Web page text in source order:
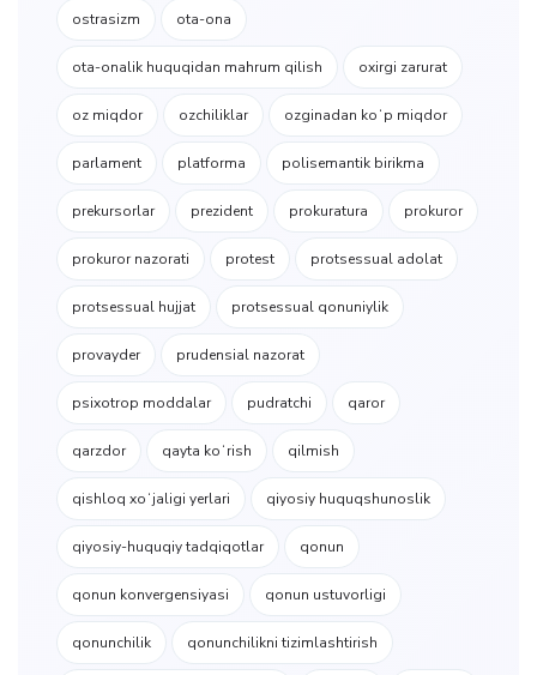
ostrasizm ota-ona
ota-onalik huquqidan mahrum qilish oxirgi zarurat
oz miqdor ozchiliklar ozginadan koʻp miqdor
parlament platforma polisemantik birikma
prekursorlar prezident prokuratura prokuror
prokuror nazorati protest protsessual adolat
protsessual hujjat protsessual qonuniylik
provayder prudensial nazorat
psixotrop moddalar pudratchi qaror
qarzdor qayta koʻrish qilmish
qishloq xoʻjaligi yerlari qiyosiy huquqshunoslik
qiyosiy-huquqiy tadqiqotlar qonun
qonun konvergensiyasi qonun ustuvorligi
qonunchilik qonunchilikni tizimlashtirish